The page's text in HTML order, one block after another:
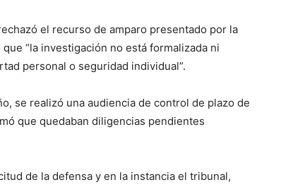
el recurso de amparo presentado por la
“la investigación no está formalizada ni
personal o seguridad individual”.
se realizó una audiencia de control de plazo de
que quedaban diligencias pendientes
de la defensa y en la instancia el tribunal,